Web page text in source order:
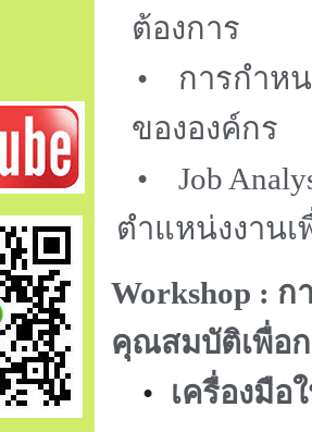
ต้องการ
•
การกำห
ขององค์กร
•
Job
ตำแหน่งงานเ
Workshop : ก
คุณสมบัติเพื่อ
• เครื่องมือ